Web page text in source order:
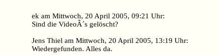
ek am Mittwoch, 20 April 2005, 09:21 Uhr:
Sind die VideoÂ´s gelöscht?
Jens Thiel am Mittwoch, 20 April 2005, 13:19 Uhr:
Wiedergefunden. Alles da.